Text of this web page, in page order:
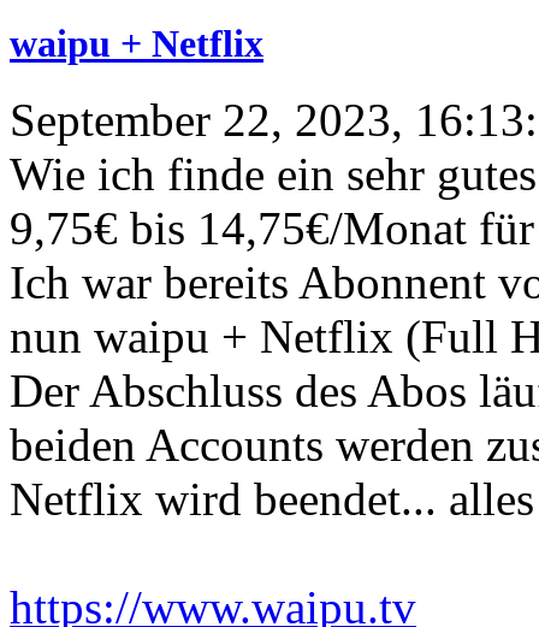
waipu + Netflix
September 22, 2023,
Wie ich finde ein sehr
9,75€ bis 14,75€/Monat
Ich war bereits Abonnent
nun waipu + Netflix (Full
Der Abschluss des Abos
beiden Accounts werden
Netflix wird beendet...
https://www.waipu.tv